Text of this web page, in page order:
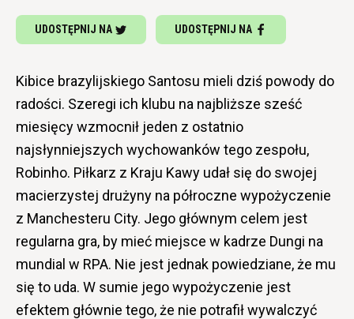
UDOSTĘPNIJ NA UDOSTĘPNIJ NA
Kibice brazylijskiego Santosu mieli dziś powody do
radości. Szeregi ich klubu na najbliższe sześć
miesięcy wzmocnił jeden z ostatnio
najsłynniejszych wychowanków tego zespołu,
Robinho. Piłkarz z Kraju Kawy udał się do swojej
macierzystej drużyny na półroczne wypożyczenie
z Manchesteru City. Jego głównym celem jest
regularna gra, by mieć miejsce w kadrze Dungi na
mundial w RPA. Nie jest jednak powiedziane, że mu
się to uda. W sumie jego wypożyczenie jest
efektem głównie tego, że nie potrafił wywalczyć